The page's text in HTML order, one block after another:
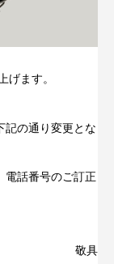
ます。
記の通り変更とな
電話番号のご訂正
敬具